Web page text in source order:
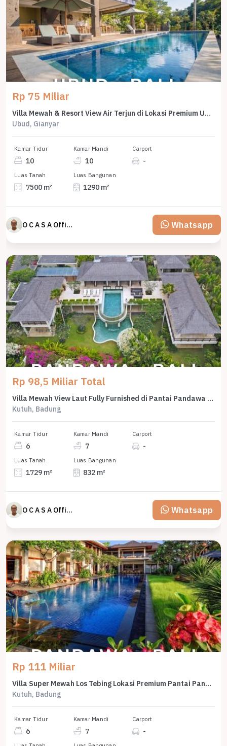
Rp 75 Miliar
Villa Mewah & Resort View Air Terjun di Lokasi Premium Ubud Bali
Ubud, Gianyar
Kamar Tidur
10
Kamar Mandi
10
Carport
-
Luas Tanah
7500 m²
Luas Bangunan
1290 m²
O C A S A Official property perfected Whatsapp
Rp 98,5 Miliar Total
Villa Mewah View Laut Fully Furnished di Pantai Pandawa Bali
Kutuh, Badung
Kamar Tidur
6
Kamar Mandi
7
Carport
-
Luas Tanah
1729 m²
Luas Bangunan
832 m²
O C A S A Official property perfected Whatsapp
Rp 111 Miliar
Villa Super Mewah Los Tebing Lokasi Premium Pantai Pandawa Bali
Kutuh, Badung
Kamar Tidur
6
Kamar Mandi
7
Carport
-